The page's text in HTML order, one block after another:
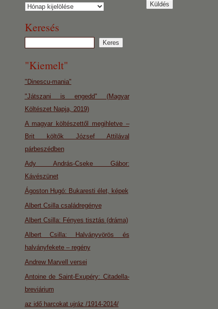
Archívum
Keresés
"Kiemelt"
"Dinescu-mania"
"Játszani is engedd" (Magyar
Költészet Napja, 2019)
A magyar költészettől megihletve –
Brit költők József Attilával
párbeszédben
Ady András-Cseke Gábor:
Kávészünet
Ágoston Hugó: Bukaresti élet, képek
Albert Csilla családregénye
Albert Csilla: Fényes tisztás (dráma)
Albert Csilla: Halványvörös és
halványfekete – regény
Andrew Marvell versei
Antoine de Saint-Exupéry: Citadella-
breviárium
az idő harcokat ujráz /1914-2014/